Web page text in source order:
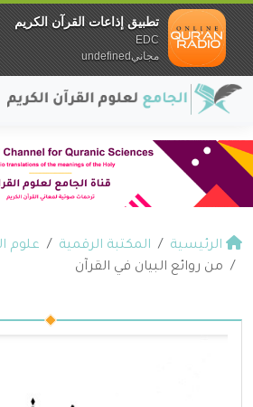
الرئيسية المكتبة الرقمية علوم
من روائع البيان في القرآن
تطبيق إذاعات القرآن الكريم
EDC
مجانيundefined